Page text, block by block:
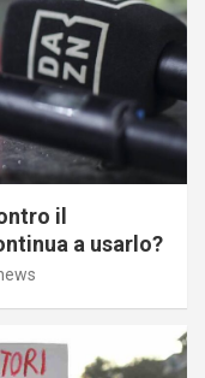
il
a usarlo?